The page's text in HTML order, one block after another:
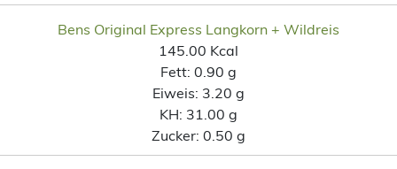
Bens Original Express Langkorn + Wildreis
145.00 Kcal
Fett: 0.90 g
Eiweis: 3.20 g
KH: 31.00 g
Zucker: 0.50 g